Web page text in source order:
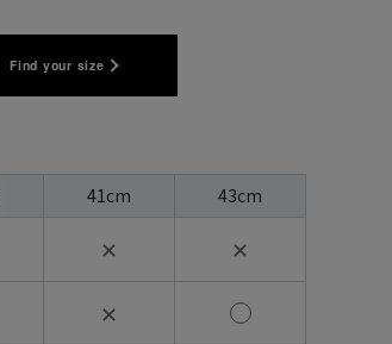
Find your size
41cm 43cm
✕ ✕
✕